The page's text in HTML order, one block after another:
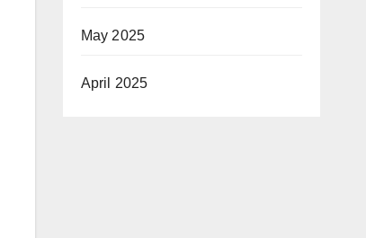
May 2025
April 2025